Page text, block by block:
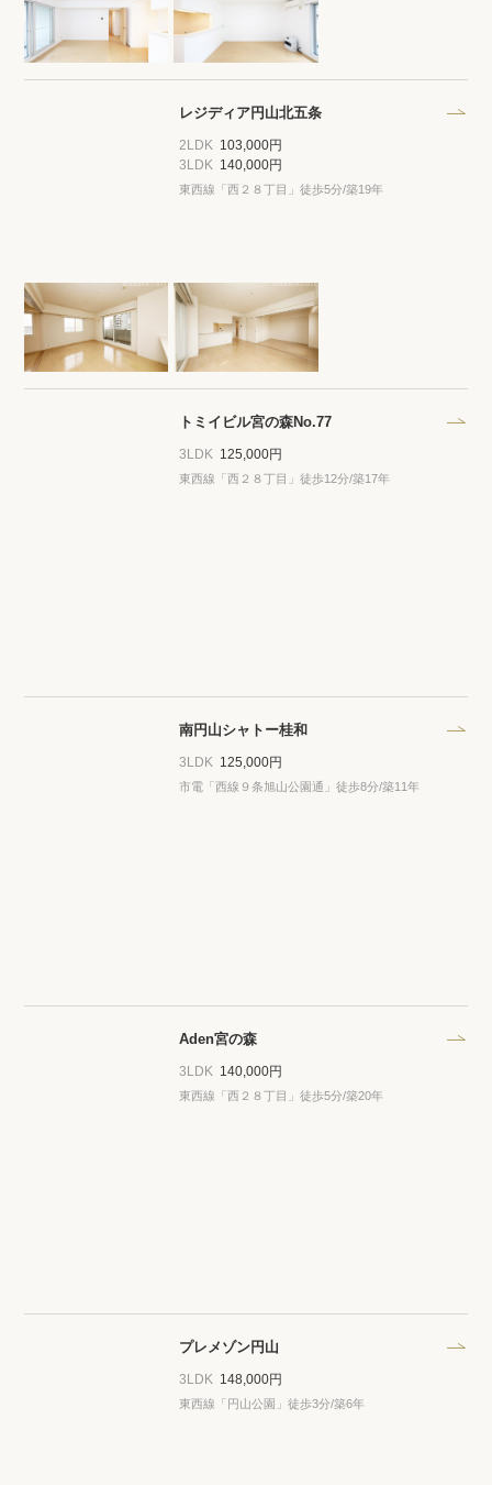
レジディア円山北五条
2LDK 103,000円
3LDK 140,000円
東西線「西２８丁目」徒歩5分/築19年
トミイビル宮の森No.77
3LDK 125,000円
東西線「西２８丁目」徒歩12分/築17年
南円山シャトー桂和
3LDK 125,000円
市電「西線９条旭山公園通」徒歩8分/築11年
Aden宮の森
3LDK 140,000円
東西線「西２８丁目」徒歩5分/築20年
プレメゾン円山
3LDK 148,000円
東西線「円山公園」徒歩3分/築6年